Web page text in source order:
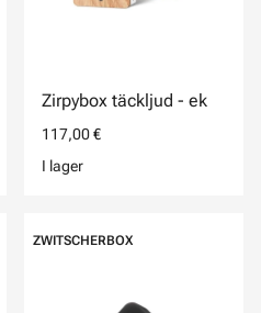
Zirpybox täckljud - ek
117,00 €
I lager
ZWITSCHERBOX